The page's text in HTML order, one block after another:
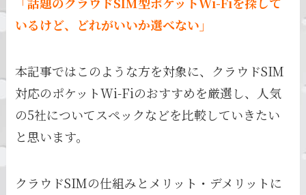
いるけど、どれがいいか選べない」
本記事ではこのような方を対象に、クラウドSIM
対応のポケットWi-Fiのおすすめを厳選し、人気
の5社についてスペックなどを比較していきたい
と思います。
クラウドSIMの仕組みとメリット・デメリットに